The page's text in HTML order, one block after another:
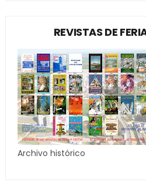
REVISTAS DE
Archivo histórico